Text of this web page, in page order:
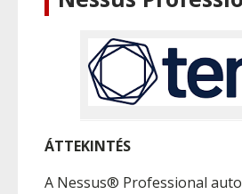
ÁTTEKINTÉS
A Nessus® Professional